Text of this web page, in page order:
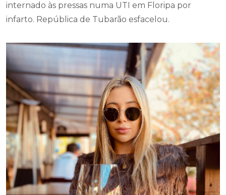
internado às pressas numa UTI em Floripa por
infarto. República de Tubarão esfacelou.